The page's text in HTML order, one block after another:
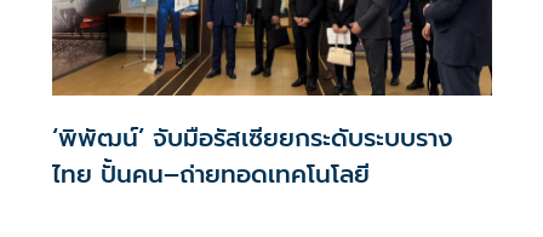
‘พิพัฒน์’ จับมือรัสเซียยกระดับระบบราง
ไทย ปั้นคน–ถ่ายทอดเทคโนโลยี